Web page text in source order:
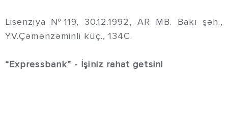
Lisenziya №119, 30.12.1992, AR MB. Bakı şəh.,
Y.V.Çəmənzəminli küç., 134C.
“Expressbank” - İşiniz rahat getsin!